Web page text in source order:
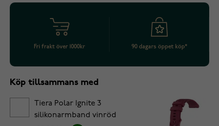
Fri frakt över 1000kr 90 dagars öppet köp*
Köp tillsammans med
Tiera Polar Ignite 3
silikonarmband vinröd